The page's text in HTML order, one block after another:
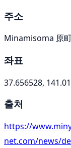
주소
Minamisoma 原
좌표
37.656528,
출처
https://
net.com/news/